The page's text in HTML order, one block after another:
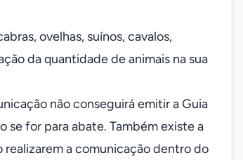
ovelhas, suínos, cavalos,
da quantidade de animais na sua
não conseguirá emitir a Guia
se for para abate. Também existe a
realizarem a comunicação dentro do